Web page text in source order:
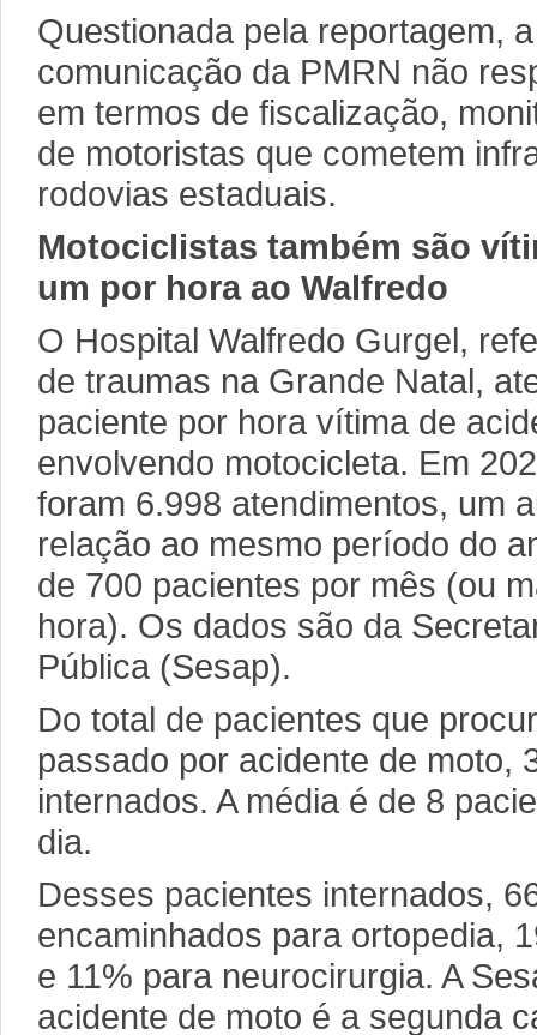
Questionada pela reportagem,
comunicação da PMRN não
em termos de fiscalização,
de motoristas que cometem
rodovias estaduais.
Motociclistas também são
um por hora ao Walfredo
O Hospital Walfredo Gurgel,
de traumas na Grande Natal,
paciente por hora vítima de
envolvendo motocicleta. Em
foram 6.998 atendimentos, um
relação ao mesmo período do
de 700 pacientes por mês (ou
hora). Os dados são da
Pública (Sesap).
Do total de pacientes que
passado por acidente de moto,
internados. A média é de 8
dia.
Desses pacientes internados,
encaminhados para ortopedia,
e 11% para neurocirurgia. A
acidente de moto é a segunda